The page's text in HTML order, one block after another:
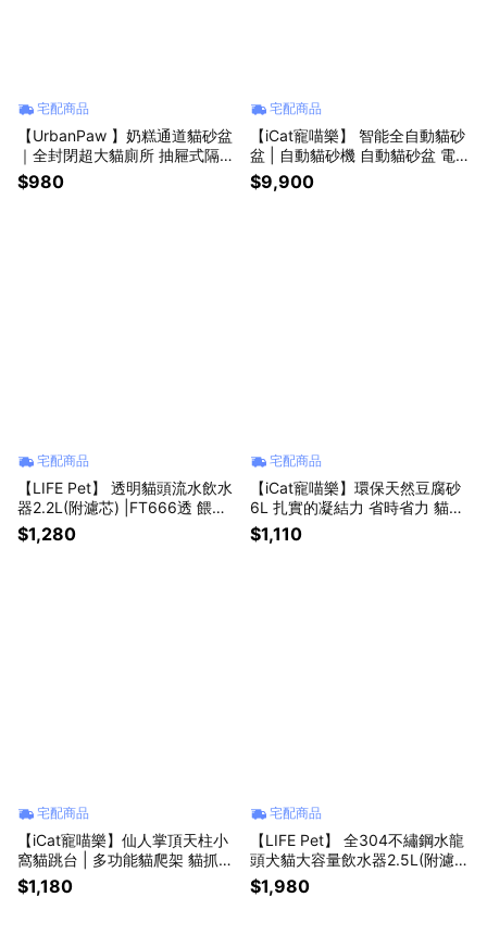
宅配商品
【UrbanPaw 】奶糕通道貓砂盆
｜全封閉超大貓廁所 抽屜式隔臭
防外濺貓砂盆
$980
宅配商品
【iCat寵喵樂】 智能全自動貓砂
盆 | 自動貓砂機 自動貓砂盆 電
動貓砂機 貓廁所 Wifi APP(附垃
圾袋+淨化液)
$9,900
宅配商品
【LIFE Pet】 透明貓頭流水飲水
器2.2L(附濾芯) |FT666透 餵水
器 寵物飲水機 貓咪飲水機
$1,280
宅配商品
【iCat寵喵樂】環保天然豆腐砂
6L 扎實的凝結力 省時省力 貓砂
(6包組)(原味/綠茶/竹炭)
$1,110
宅配商品
【iCat寵喵樂】仙人掌頂天柱小
窩貓跳台 | 多功能貓爬架 貓抓板
貓窩 頂天柱(仙人掌頂天柱小窩/
華麗樂園五層/頂高通天觀景/懸
$1,180
宅配商品
【LIFE Pet】 全304不繡鋼水龍
頭犬貓大容量飲水器2.5L(附濾
芯) | FT006 餵水器 寵物飲水機
貓咪飲水機
$1,980